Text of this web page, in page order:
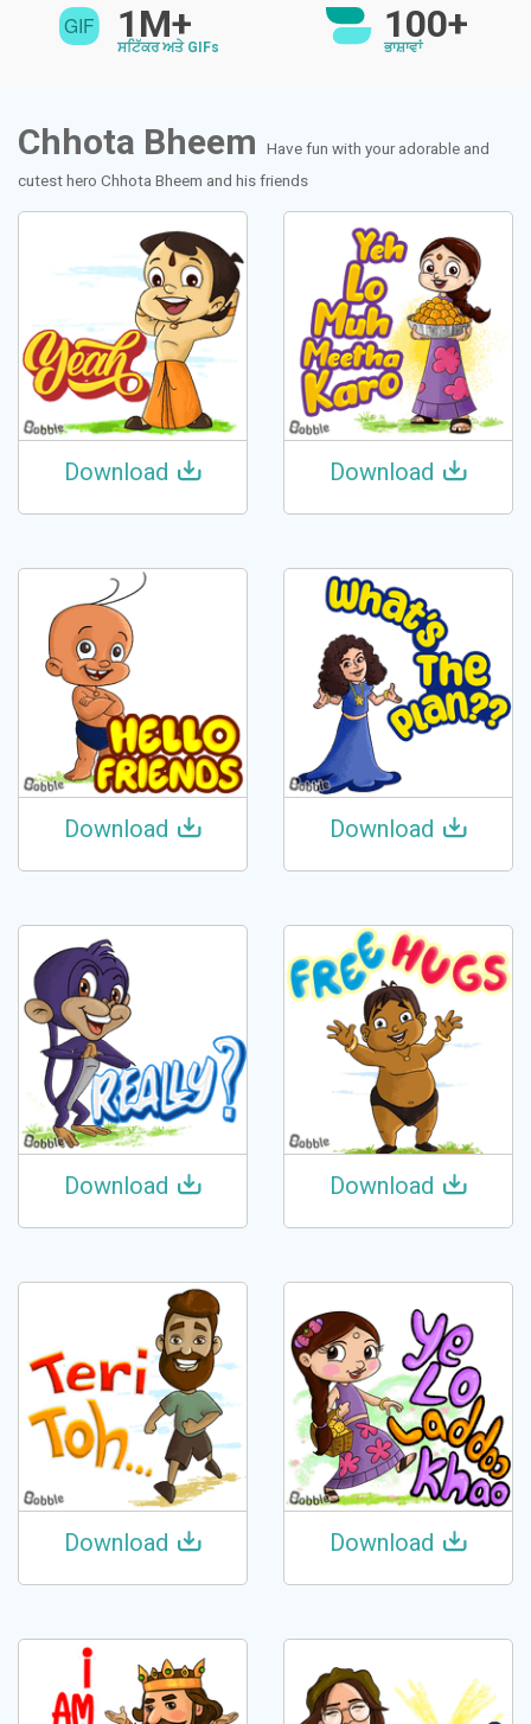
1M+
ਸਟਿੱਕਰ ਅਤੇ GIFs
100+
ਭਾਸ਼ਾਵਾਂ
Chhota Bheem
Have fun with your adorable and
cutest hero Chhota Bheem and his friends
Download Download
Download Download
Download Download
Download Download